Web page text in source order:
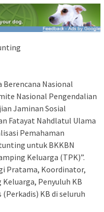
Berencana Nasional
Nasional Pengendalian
Jaminan Sosial
Fatayat Nahdlatul Ulama
Pemahaman
untuk BKKBN
Keluarga (TPK)”.
Pratama, Koordinator,
Penyuluh KB
KB di seluruh